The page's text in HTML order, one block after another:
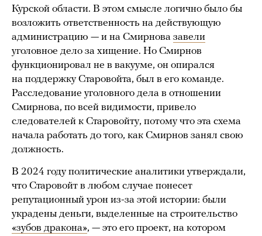
Курской области. В этом смысле логично было бы
возложить ответственность на действующую
администрацию — и на Смирнова завели
уголовное дело за хищение. Но Смирнов
функционировал не в вакууме, он опирался
на поддержку Старовойта, был в его команде.
Расследование уголовного дела в отношении
Смирнова, по всей видимости, привело
следователей к Старовойту, потому что эта схема
начала работать до того, как Смирнов занял свою
должность.
В 2024 году политические аналитики утверждали,
что Старовойт в любом случае понесет
репутационный урон из-за этой истории: были
украдены деньги, выделенные на строительство
«зубов дракона», — это его проект, на котором